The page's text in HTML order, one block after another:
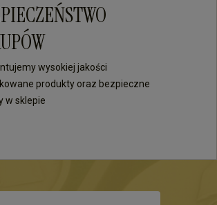
wysokiej jakości
produkty oraz bezpieczne
w sklepie